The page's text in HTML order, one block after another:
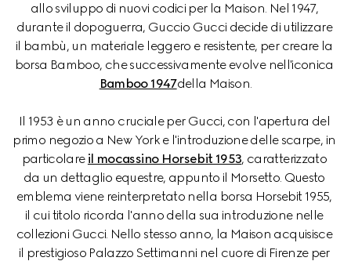
allo sviluppo di nuovi codici per la Maison. Nel 1947,
durante il dopoguerra, Guccio Gucci decide di utilizzare
il bambù, un materiale leggero e resistente, per creare la
borsa Bamboo, che successivamente evolve nell'iconica
Bamboo 1947della Maison.
Il 1953 è un anno cruciale per Gucci, con l'apertura del
primo negozio a New York e l'introduzione delle scarpe, in
particolare il mocassino Horsebit 1953, caratterizzato
da un dettaglio equestre, appunto il Morsetto. Questo
emblema viene reinterpretato nella borsa Horsebit 1955,
il cui titolo ricorda l'anno della sua introduzione nelle
collezioni Gucci. Nello stesso anno, la Maison acquisisce
il prestigioso Palazzo Settimanni nel cuore di Firenze per